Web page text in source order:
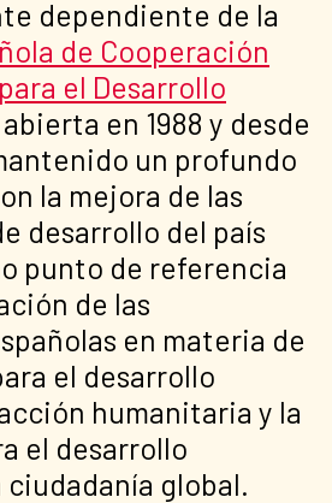
dependiente de la
de Cooperación
el Desarrollo
en 1988 y desde
un profundo
la mejora de las
desarrollo del país
punto de referencia
de las
en materia de
el desarrollo
humanitaria y la
el desarrollo
global.